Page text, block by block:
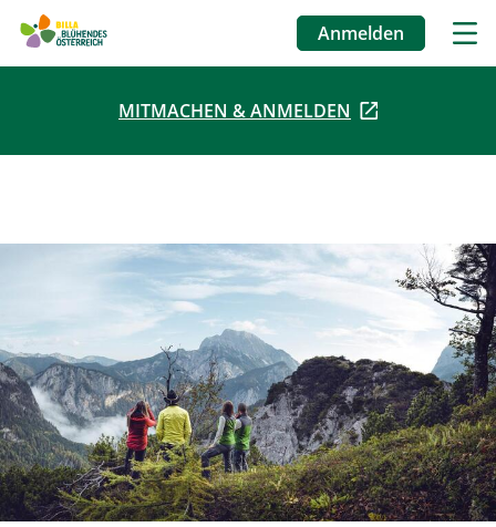
Direkt
Benutzermenü
Anmelden
MITMACHEN & ANMELDEN